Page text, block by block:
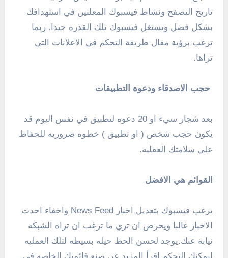
تاريخ التصفح ونشاط فيسبوك المعلنين في استهدافك
بشكل فضل ويستغل فيسبوك تلك القدره جيدا. ربما
ترغب برؤية مقال طريقة التحكم في الاعلانات التي
تراها.
حجب الاصدقاء ودعوة التطبيقات
بعد شجار سيء او 20 دعوه لتطبيق في نفس اليوم قد
يكون حجب شخص ( او تطبيق ) خطوه ضروريه للحفاظ
علي سلامتك العقليه.
القوائم هي الافضل
يرغب فيسبوك بتعديل اخبار News Feed واخفاء احدث
الاخبار غالبا ويحرص ان تري ما ترغب ان تراه الشبكه
نيابة عنك.يوجد لحسن الحظ حيله بسيطه لتلك العمليه